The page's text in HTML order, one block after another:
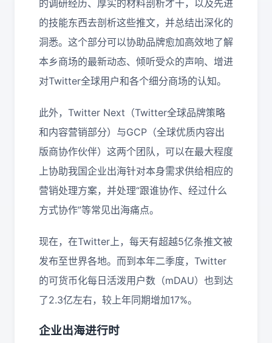
的调研经历、厚实的材料剖析才干，以及先进
的技能东西去剖析这些推文，并总结出深化的
洞悉。这个部分可以协助品牌愈加高效地了解
本乡商场的最新动态、倾听受众的声响、增进
对Twitter全球用户和各个细分商场的认知。
此外，Twitter Next（Twitter全球品牌策略
和内容营销部分）与GCP（全球优质内容出
版商协作伙伴）这两个团队，可以在最大程度
上协助我国企业出海针对本身需求供给相应的
营销处理方案，并处理“跟谁协作、经过什么
方式协作”等常见出海痛点。
现在，在Twitter上，每天有超越5亿条推文被
发布至世界各地。而到本年二季度，Twitter
的可货币化每日活泼用户数（mDAU）也到达
了2.3亿左右，较上年同期增加17%。
企业出海进行时